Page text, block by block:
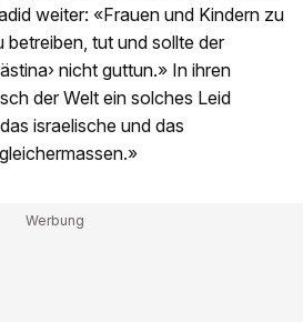
weiter: «Frauen und Kindern zu
betreiben, tut und sollte der
nicht guttun.» In ihren
der Welt ein solches Leid
israelische und das